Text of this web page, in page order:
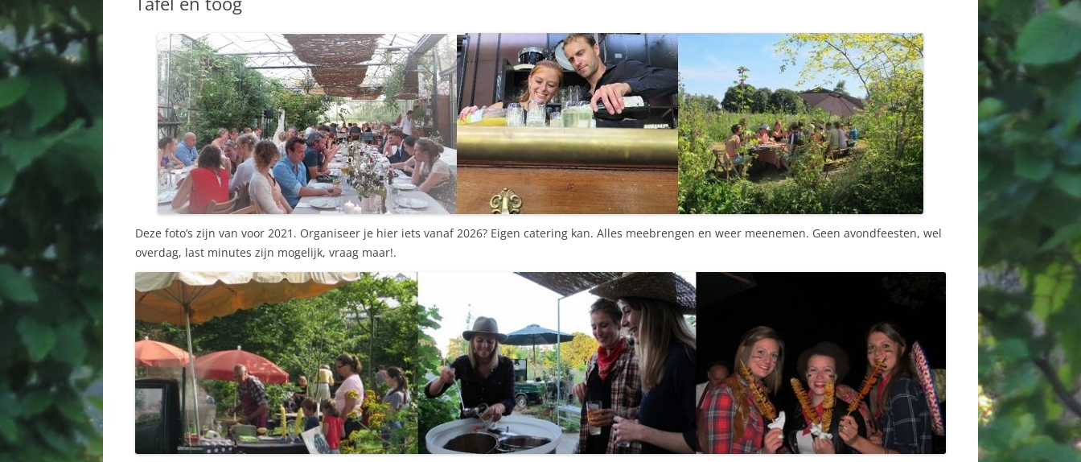
Deze foto’s zijn van voor 2021. Organiseer je hier iets vanaf 2026? Eigen catering kan. Alles meebrengen en weer meenemen. Geen avondfeesten, wel
overdag, last minutes zijn mogelijk, vraag maar!.